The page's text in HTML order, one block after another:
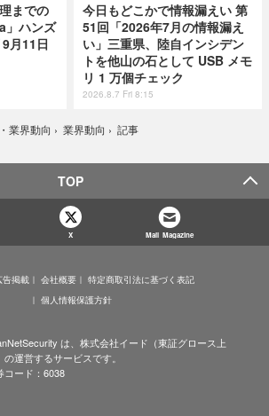
までの
」ハンズ
月11日
今日もどこかで情報漏えい 第
51回「2026年7月の情報漏え
い」三重県、陸自インシデン
トを他山の石として USB メモ
リ 1 万個チェック
2026.8.7 Fri 8:15
業界動向 › 業界動向 › 記事
TOP
X Mail Magazine
告掲載 会社概要
特定商取引法に基づく表記
個人情報保護方針
は、株式会社イード（東証グロース上
の運営するサービスです。
コード：6038